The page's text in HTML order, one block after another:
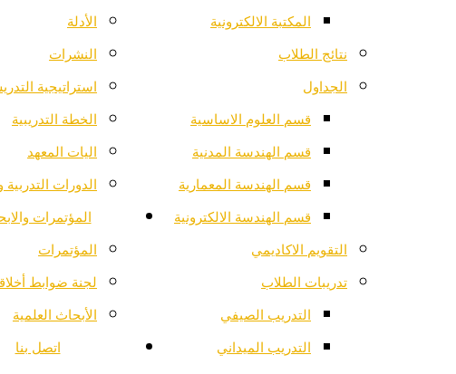
المكتبة الالكترونية
نتائج الطلاب
الجداول
قسم العلوم الاساسية
قسم الهندسة المدنية
قسم الهندسة المعمارية
قسم الهندسة الالكترونية
التقويم الاكاديمي
تدريبات الطلاب
التدريب الصيفي
التدريب الميداني
الأدلة
النشرات
استراتيجية
الخطة التدريبية
اليات المعهد
الدورات
المؤتمرات
المؤتمرات
لجنة ضوابط
الأبحاث العلمية
اتصل بنا